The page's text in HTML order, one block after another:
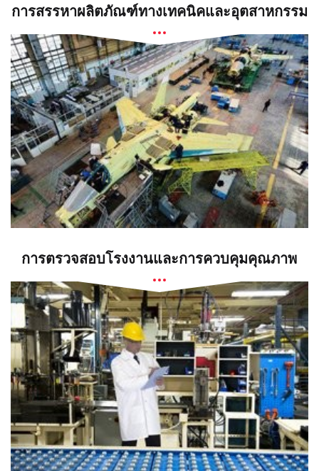
การสรรหาผลิตภัณฑ์ทางเทคนิคและอุตสาหกรรม
การตรวจสอบโรงงานและการควบคุมคุณภาพ